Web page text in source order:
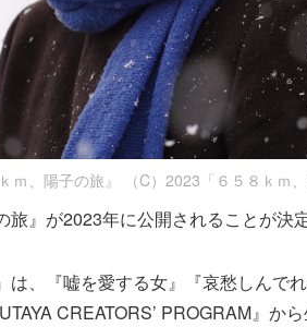
ｍ、陽子の旅』 （C）2023「６５８ｋｍ
』が2023年に公開されることが決定
は、『嘘を愛する女』『哀愁しんで
CREATORS’ PROGRAM』か